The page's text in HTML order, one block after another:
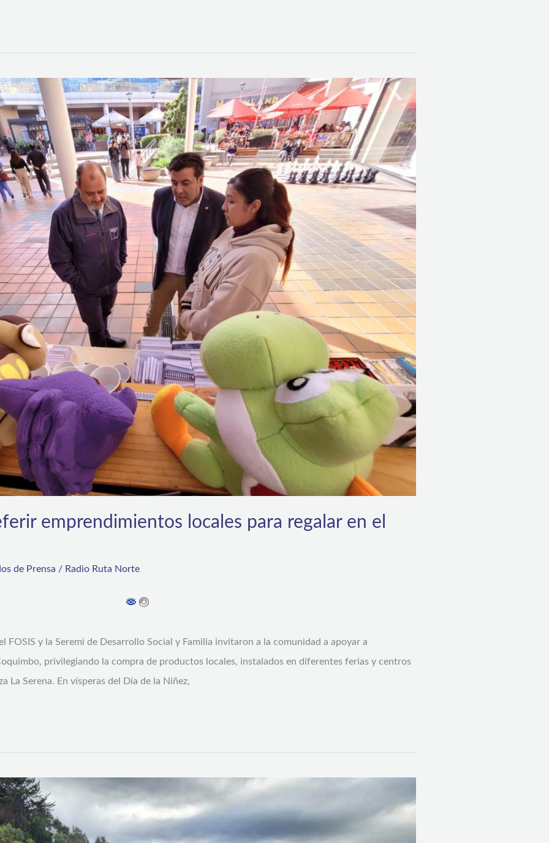
emprendimientos locales para regalar en el
de Prensa / Radio Ruta Norte
FOSIS y la Seremi de Desarrollo Social y Familia invitaron a la comunidad a apoyar a
privilegiando la compra de productos locales, instalados en diferentes ferias y centros
La Serena. En vísperas del Día de la Niñez,